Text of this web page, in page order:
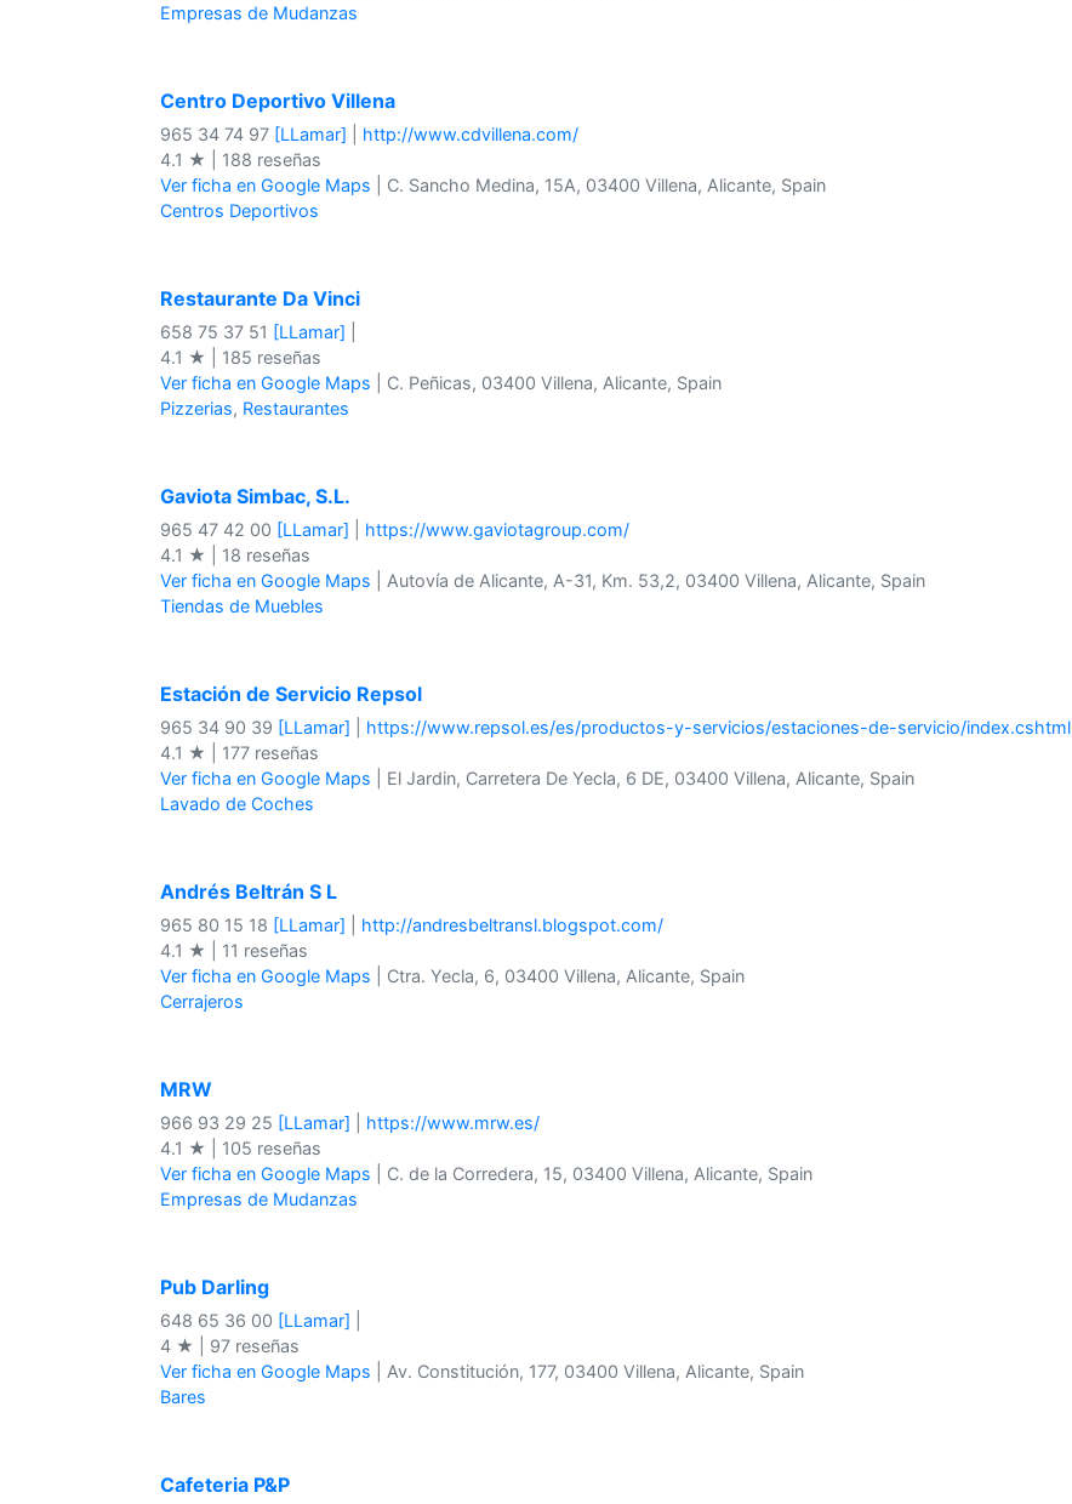
Empresas de Mudanzas
Centro Deportivo Villena
965 34 74 97 [LLamar]
http://www.cdvillena.com/
4.1 ★ | 188 reseñas
Ver ficha en Google Maps | C. Sancho Medina, 15A, 03400 Villena, Alicante, Spain
Centros Deportivos
Restaurante Da Vinci
658 75 37 51 [LLamar]
4.1 ★ | 185 reseñas
Ver ficha en Google Maps | C. Peñicas, 03400 Villena, Alicante, Spain
Pizzerias, Restaurantes
Gaviota Simbac, S.L.
965 47 42 00 [LLamar]
https://www.gaviotagroup.com/
4.1 ★ | 18 reseñas
Ver ficha en Google Maps | Autovía de Alicante, A-31, Km. 53,2, 03400 Villena, Alicante, Spain
Tiendas de Muebles
Estación de Servicio Repsol
965 34 90 39 [LLamar]
https://www.repsol.es/es/productos-y-servicios/estaciones-de-servicio/index.cshtml
4.1 ★ | 177 reseñas
Ver ficha en Google Maps | El Jardin, Carretera De Yecla, 6 DE, 03400 Villena, Alicante, Spain
Lavado de Coches
Andrés Beltrán S L
965 80 15 18 [LLamar]
http://andresbeltransl.blogspot.com/
4.1 ★ | 11 reseñas
Ver ficha en Google Maps | Ctra. Yecla, 6, 03400 Villena, Alicante, Spain
Cerrajeros
MRW
966 93 29 25 [LLamar]
https://www.mrw.es/
4.1 ★ | 105 reseñas
Ver ficha en Google Maps | C. de la Corredera, 15, 03400 Villena, Alicante, Spain
Empresas de Mudanzas
Pub Darling
648 65 36 00 [LLamar]
4 ★ | 97 reseñas
Ver ficha en Google Maps | Av. Constitución, 177, 03400 Villena, Alicante, Spain
Bares
Cafeteria P&P